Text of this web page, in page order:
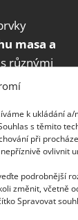
k ukládání
s těmito
při
ovlivnit
podrobnější
změnit, včetně
Spravovat
masa a
různými